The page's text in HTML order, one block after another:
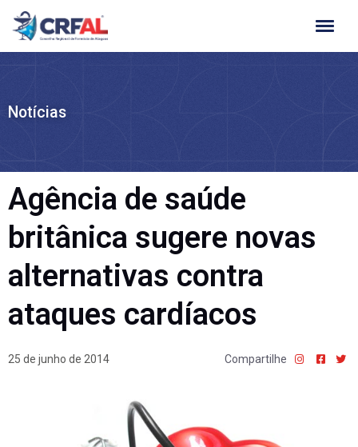
Ir
para
Notícias
Agência de saúde
britânica sugere novas
alternativas contra
ataques cardíacos
25 de junho de 2014 Compartilhe